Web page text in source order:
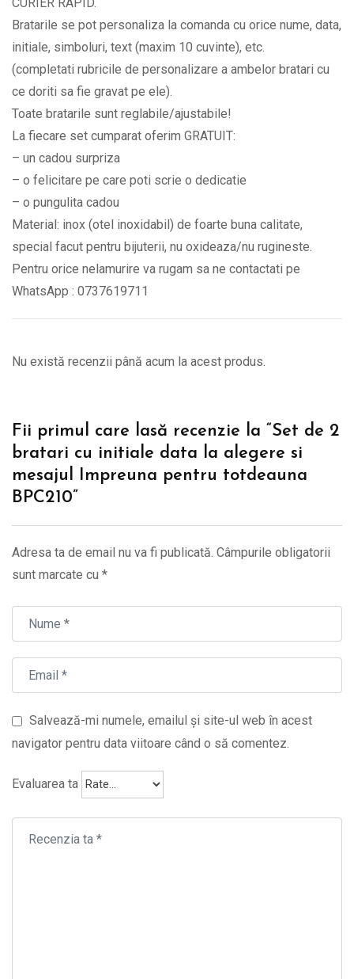
alegere
si
mesajul
Impreuna
pentru
totdeauna
BPC210
quantity
Bratarile se pot personaliza la comanda cu orice nume, data,
initiale, simboluri, text (maxim 10 cuvinte), etc.
(completati rubricile de personalizare a ambelor bratari cu
ce doriti sa fie gravat pe ele).
Toate bratarile sunt reglabile/ajustabile!
La fiecare set cumparat oferim GRATUIT:
– un cadou surpriza
– o felicitare pe care poti scrie o dedicatie
– o pungulita cadou
Material: inox (otel inoxidabil) de foarte buna calitate,
special facut pentru bijuterii, nu oxideaza/nu rugineste.
Pentru orice nelamurire va rugam sa ne contactati pe
WhatsApp : 0737619711
Nu există recenzii până acum la acest produs.
Fii primul care lasă recenzie la “Set de 2
bratari cu initiale data la alegere si
mesajul Impreuna pentru totdeauna
BPC210”
Adresa ta de email nu va fi publicată. Câmpurile obligatorii
sunt marcate cu *
Salvează-mi numele, emailul și site-ul web în acest
navigator pentru data viitoare când o să comentez.
Evaluarea ta